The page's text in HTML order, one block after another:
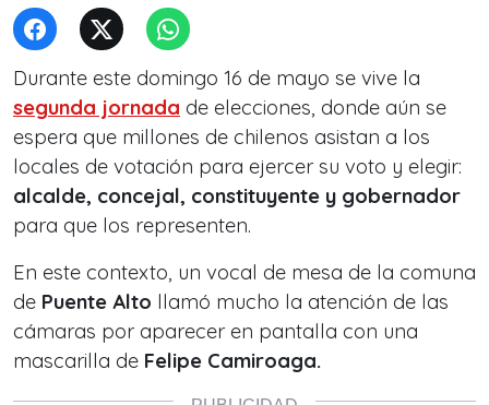
Durante este domingo 16 de mayo se vive la
segunda jornada de elecciones, donde aún se
espera que millones de chilenos asistan a los
locales de votación para ejercer su voto y elegir:
alcalde, concejal, constituyente y gobernador
para que los representen.
En este contexto, un vocal de mesa de la comuna
de Puente Alto llamó mucho la atención de las
cámaras por aparecer en pantalla con una
mascarilla de Felipe Camiroaga.